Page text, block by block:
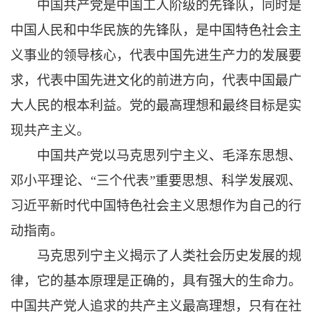
中国共产党是中国工人阶级的先锋队，同时是
中国人民和中华民族的先锋队，是中国特色社会主
义事业的领导核心，代表中国先进生产力的发展要
求，代表中国先进文化的前进方向，代表中国最广
大人民的根本利益。党的最高理想和最终目标是实
现共产主义。
中国共产党以马克思列宁主义、毛泽东思想、
邓小平理论、 “三个代表”重要思想、科学发展观、
习近平新时代中国特色社会主义思想作为自己的行
动指南。
马克思列宁主义揭示了人类社会历史发展的规
律，它的基本原理是正确的，具有强大的生命力。
中国共产党人追求的共产主义最高理想，只有在社